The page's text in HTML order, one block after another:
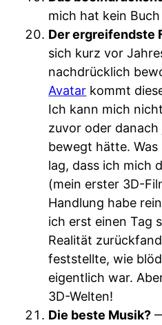
mich hat kein
Der ergreifendste
sich kurz vor
nachdrücklich
Avatar kommt
Ich kann mich
zuvor oder danach
bewegt hätte.
lag, dass ich mich
(mein erster 3D-
Handlung habe
ich erst einen Tag
Realität
feststellte, wie
eigentlich war.
3D-Welten!
Die beste Musik?